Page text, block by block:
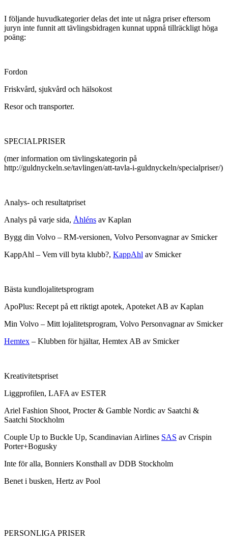
I följande huvudkategorier delas det inte ut några priser eftersom
juryn inte funnit att tävlingsbidragen kunnat uppnå tillräckligt höga
poäng:
Fordon
Friskvård, sjukvård och hälsokost
Resor och transporter.
SPECIALPRISER
(mer information om tävlingskategorin på
http://guldnyckeln.se/tavlingen/att-tavla-i-guldnyckeln/specialpriser/)
Analys- och resultatpriset
Analys på varje sida, Åhléns av Kaplan
Bygg din Volvo – RM-versionen, Volvo Personvagnar av Smicker
KappAhl – Vem vill byta klubb?, KappAhl av Smicker
Bästa kundlojalitetsprogram
ApoPlus: Recept på ett riktigt apotek, Apoteket AB av Kaplan
Min Volvo – Mitt lojalitetsprogram, Volvo Personvagnar av Smicker
Hemtex – Klubben för hjältar, Hemtex AB av Smicker
Kreativitetspriset
Liggprofilen, LAFA av ESTER
Ariel Fashion Shoot, Procter & Gamble Nordic av Saatchi &
Saatchi Stockholm
Couple Up to Buckle Up, Scandinavian Airlines SAS av Crispin
Porter+Bogusky
Inte för alla, Bonniers Konsthall av DDB Stockholm
Benet i busken, Hertz av Pool
PERSONLIGA PRISER